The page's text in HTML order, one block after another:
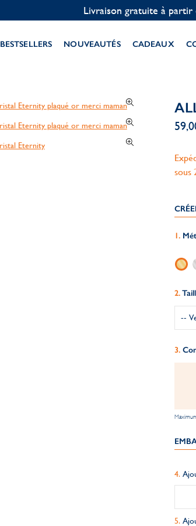
Personnalisation
BESTSELLERS NOUVEAUTÉS CADEAUX
sous